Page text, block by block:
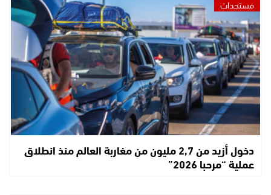
مستجدات
دخول أزيد من 2,7 مليون من مغاربة العالم منذ انطلاق
عملية “مرحبا 2026”